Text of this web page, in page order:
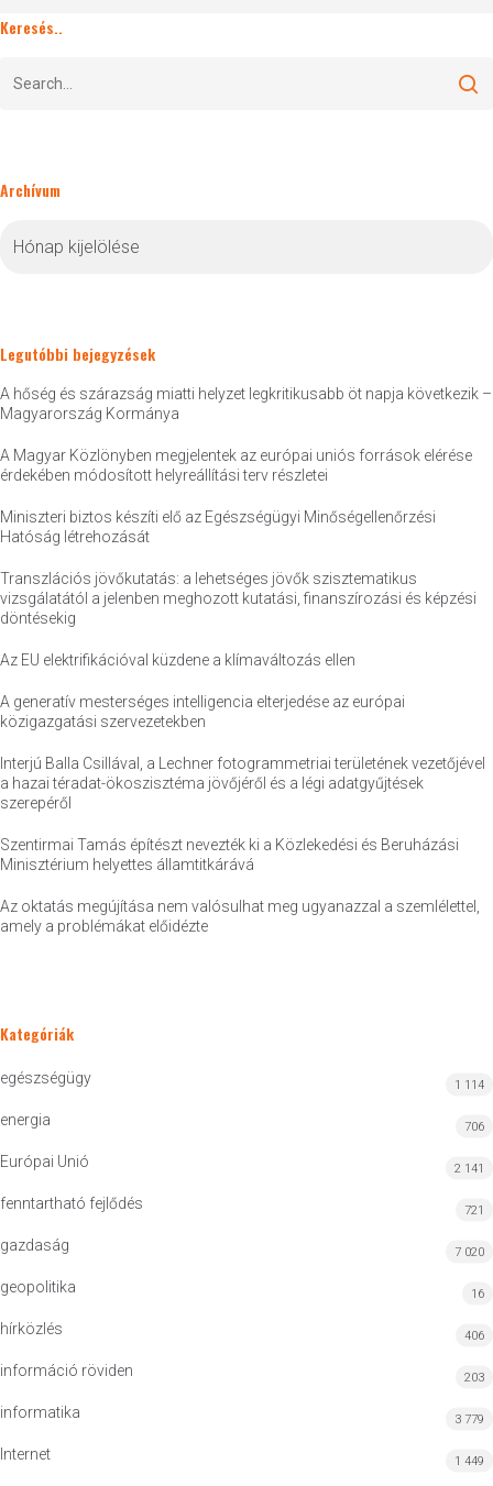
Keresés..
Archívum
Legutóbbi bejegyzések
A hőség és szárazság miatti helyzet legkritikusabb öt napja következik –
Magyarország Kormánya
A Magyar Közlönyben megjelentek az európai uniós források elérése
érdekében módosított helyreállítási terv részletei
Miniszteri biztos készíti elő az Egészségügyi Minőségellenőrzési
Hatóság létrehozását
Transzlációs jövőkutatás: a lehetséges jövők szisztematikus
vizsgálatától a jelenben meghozott kutatási, finanszírozási és képzési
döntésekig
Az EU elektrifikációval küzdene a klímaváltozás ellen
A generatív mesterséges intelligencia elterjedése az európai
közigazgatási szervezetekben
Interjú Balla Csillával, a Lechner fotogrammetriai területének vezetőjével
a hazai téradat-ökoszisztéma jövőjéről és a légi adatgyűjtések
szerepéről
Szentirmai Tamás építészt nevezték ki a Közlekedési és Beruházási
Minisztérium helyettes államtitkárává
Az oktatás megújítása nem valósulhat meg ugyanazzal a szemlélettel,
amely a problémákat előidézte
Kategóriák
egészségügy 1 114
energia 706
Európai Unió 2 141
fenntartható fejlődés 721
gazdaság 7 020
geopolitika 16
hírközlés 406
információ röviden 203
informatika 3 779
Internet 1 449